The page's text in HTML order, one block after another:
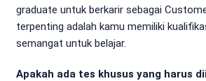
graduate untuk berkarir sebagai
terpenting adalah kamu memiliki
semangat untuk belajar.
Apakah ada tes khusus yang harus